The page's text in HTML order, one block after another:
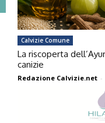
Calvizie Comune
La riscoperta
canizie
Redazione Calvizie.net -